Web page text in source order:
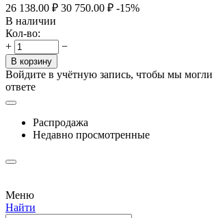
26 138.00 ₽ 30 750.00 ₽ -15%
В наличии
Кол-во:
+
−
В корзину
Войдите в учётную запись, чтобы мы
ответе
Распродажа
Недавно просмотренные
Меню
Найти